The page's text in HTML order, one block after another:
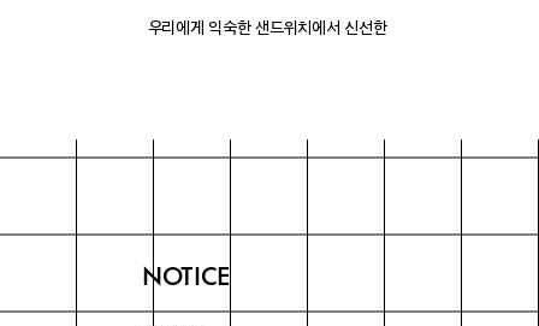
우리에게 익숙한 샌드위치에서 신선한
브랜드 스토리
NOTICE